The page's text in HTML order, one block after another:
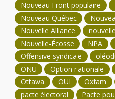
Nouveau Front populaire
Nouveau Québec
Nouvelle Alliance
Nouvelle-Écosse
NPA
Offensive syndicale
ONU
Option nationale
Ottawa
OUI Oxfam
pacte électoral
Pacte